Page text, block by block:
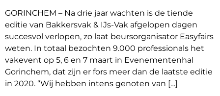
GORINCHEM – Na drie jaar wachten is de tiende
editie van Bakkersvak & IJs-Vak afgelopen dagen
succesvol verlopen, zo laat beursorganisator Easyfairs
weten. In totaal bezochten 9.000 professionals het
vakevent op 5, 6 en 7 maart in Evenementenhal
Gorinchem, dat zijn er fors meer dan de laatste editie
in 2020. “Wij hebben intens genoten van […]